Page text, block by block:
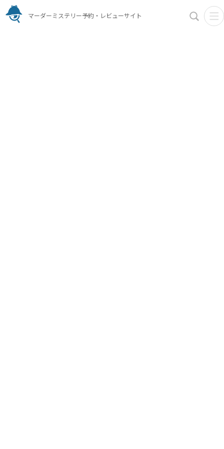
マーダーミステリー予約・レビューサイト